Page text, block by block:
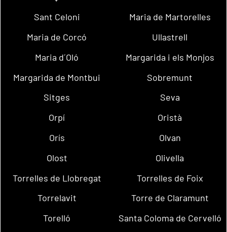
Sant Celoni
Maria de Martorelles
Maria de Corcó
Ullastrell
Maria d´Oló
Margarida i els Monjos
Margarida de Montbui
Sobremunt
Sitges
Seva
Orpí
Oristà
Orís
Olvan
Olost
Olivella
Torrelles de Llobregat
Torrelles de Foix
Torrelavit
Torre de Claramunt
Torelló
Santa Coloma de Cervelló